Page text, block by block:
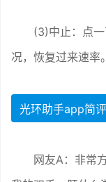
(3)中止：点
况，恢复过来速率。
光环助手app简评
网友A：非常